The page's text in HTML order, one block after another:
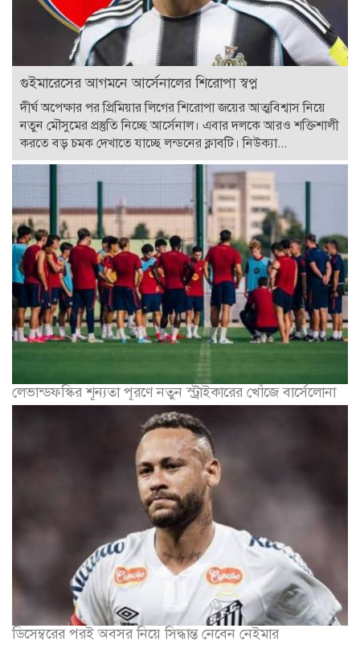
গুইমারেসের আগমনে আর্সেনালের শিরোপা স্বপ্ন
দীর্ঘ অপেক্ষার পর প্রিমিয়ার লিগের শিরোপা জয়ের আত্মবিশ্বাস নিয়ে
নতুন মৌসুমের প্রস্তুতি নিচ্ছে আর্সেনাল। এবার দলকে আরও শক্তিশালী
করতে বড় চমক দেখাতে যাচ্ছে লন্ডনের ক্লাবটি। নিউক্যা...
লেভান্ডফস্কির শূন্যতা পূরণে নতুন স্ট্রাইকারের খোঁজে বার্সেলোনা
ডিসেম্বরের পরই অবসর নিয়ে সিদ্ধান্ত নেবেন নেইমার